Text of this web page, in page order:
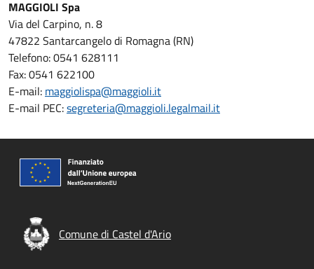
MAGGIOLI Spa
Via del Carpino, n. 8
47822 Santarcangelo di Romagna (RN)
Telefono: 0541 628111
Fax: 0541 622100
E-mail: maggiolispa@maggioli.it
E-mail PEC:segreteria@maggioli.legalmail.it
Comune di Castel d'Ario